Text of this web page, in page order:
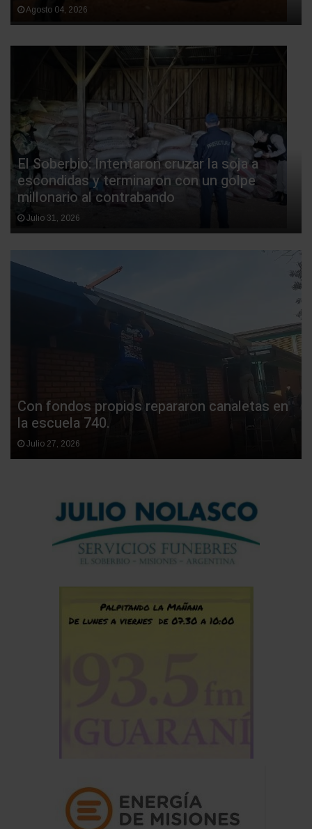
Agosto 04, 2026
El Soberbio: Intentaron cruzar la soja a
escondidas y terminaron con un golpe
millonario al contrabando
Julio 31, 2026
Con fondos propios repararon canaletas en
la escuela 740.
Julio 27, 2026